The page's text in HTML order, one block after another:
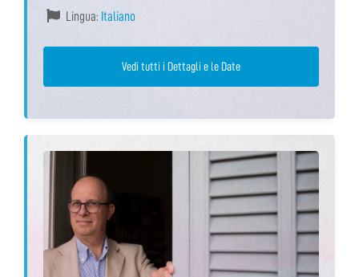
Lingua: Italiano
Vedi tutti i Dettagli e le Date